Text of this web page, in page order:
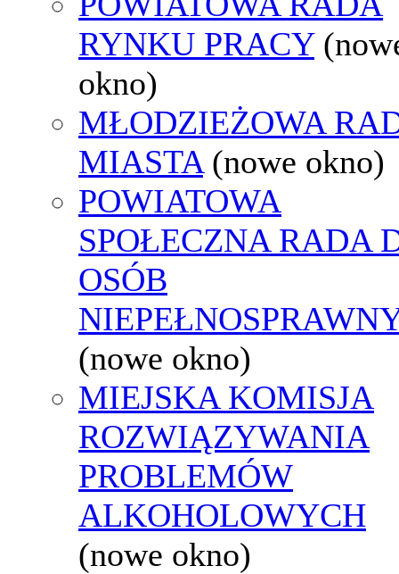
RYNKU PRACY
okno)
MŁODZIEŻOWA
MIASTA (nowe okno)
POWIATOWA
SPOŁECZNA RADA
OSÓB
(nowe okno)
MIEJSKA KOMISJA
ROZWIĄZYWANIA
PROBLEMÓW
ALKOHOLOWYCH
(nowe okno)